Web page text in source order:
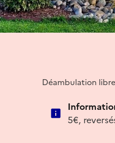
Déambulation
5€,